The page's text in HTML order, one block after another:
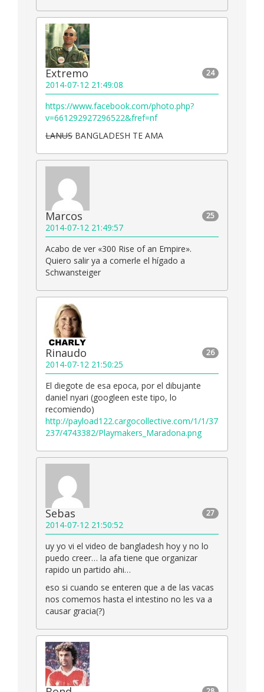
24
Extremo
2014-07-12 21:49:08
https://www.facebook.com/photo.php?
v=661292927296522&fref=nf
LANUS BANGLADESH TE AMA
25
Marcos
2014-07-12 21:49:57
Acabo de ver «300 Rise of an Empire».
Quiero salir ya a comerle el hígado a
Schwansteiger
26
Rinaudo
2014-07-12 21:50:25
El diegote de esa epoca, por el dibujante
daniel nyari (googleen este tipo, lo
recomiendo)
http://payload122.cargocollective.com/1/1/37
237/4743382/Playmakers_Maradona.png
27
Sebas
2014-07-12 21:50:52
uy yo vi el video de bangladesh hoy y no lo
puedo creer… la afa tiene que organizar
rapido un partido ahi…
eso si cuando se enteren que a de las vacas
nos comemos hasta el intestino no les va a
causar gracia(?)